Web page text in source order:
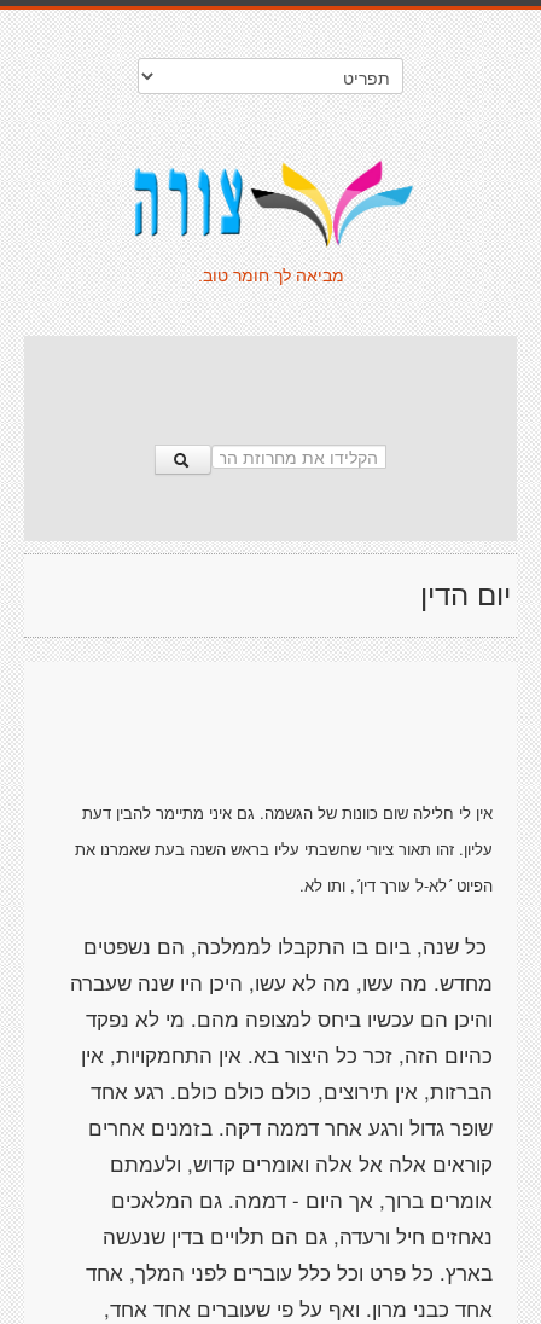
מביאה לך חומר טוב.
יום הדין
אין לי חלילה שום כוונות של הגשמה. גם איני מתיימר להבין דעת
עליון. זהו תאור ציורי שחשבתי עליו בראש השנה בעת שאמרנו את
הפיוט ´לא-ל עורך דין´, ותו לא.
כל שנה, ביום בו התקבלו לממלכה, הם נשפטים
מחדש. מה עשו, מה לא עשו, היכן היו שנה שעברה
והיכן הם עכשיו ביחס למצופה מהם. מי לא נפקד
כהיום הזה, זכר כל היצור בא. אין התחמקויות, אין
הברזות, אין תירוצים, כולם כולם כולם. רגע אחד
שופר גדול ורגע אחר דממה דקה. בזמנים אחרים
קוראים אלה אל אלה ואומרים קדוש, ולעמתם
אומרים ברוך, אך היום - דממה. גם המלאכים
נאחזים חיל ורעדה, גם הם תלויים בדין שנעשה
בארץ. כל פרט וכל כלל עוברים לפני המלך, אחד
אחד כבני מרון. ואף על פי שעוברים אחד אחד,